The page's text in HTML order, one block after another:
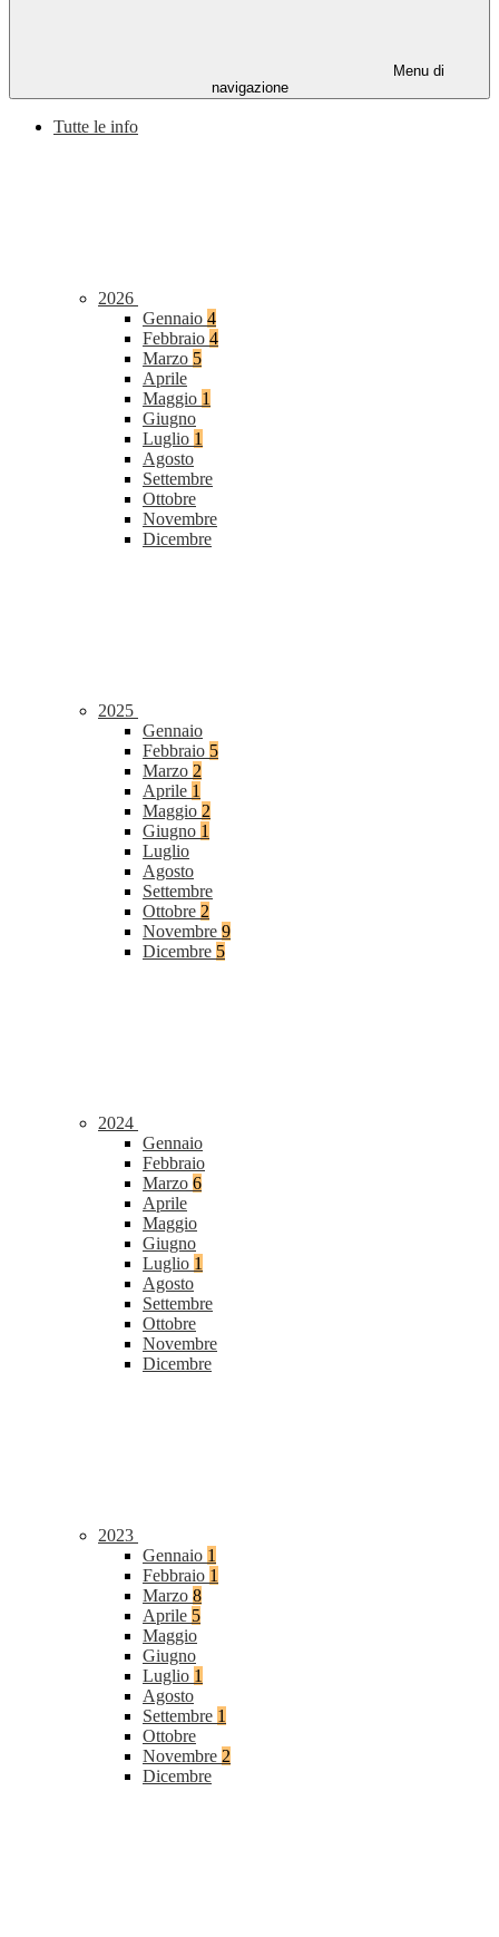
Menu di
navigazione
Tutte le info
2026
Gennaio 4
Febbraio 4
Marzo 5
Aprile
Maggio 1
Giugno
Luglio 1
Agosto
Settembre
Ottobre
Novembre
Dicembre
2025
Gennaio
Febbraio 5
Marzo 2
Aprile 1
Maggio 2
Giugno 1
Luglio
Agosto
Settembre
Ottobre 2
Novembre 9
Dicembre 5
2024
Gennaio
Febbraio
Marzo 6
Aprile
Maggio
Giugno
Luglio 1
Agosto
Settembre
Ottobre
Novembre
Dicembre
2023
Gennaio 1
Febbraio 1
Marzo 8
Aprile 5
Maggio
Giugno
Luglio 1
Agosto
Settembre 1
Ottobre
Novembre 2
Dicembre